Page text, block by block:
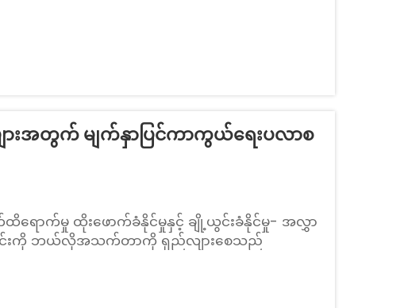
ျားအတွက် မျက်နှာပြင်ကာကွယ်ရေးပလာစ
ရောက်မှု ထိုးဖောက်ခံနိုင်မှုနှင့် ချို့ယွင်းခံနိုင်မှု- အလွှာ
းခြင်းကို ဘယ်လိုအသက်တာကို ရှည်လျားစေသည်
င်းနာများသည် ပုံမှန်အားဖြင့် ထပ်ချိတ်ဆက်ထားသော
းအားကောင်းအောင်ပြုလုပ်ထားခြင်းကို ပါဝင်သည်။